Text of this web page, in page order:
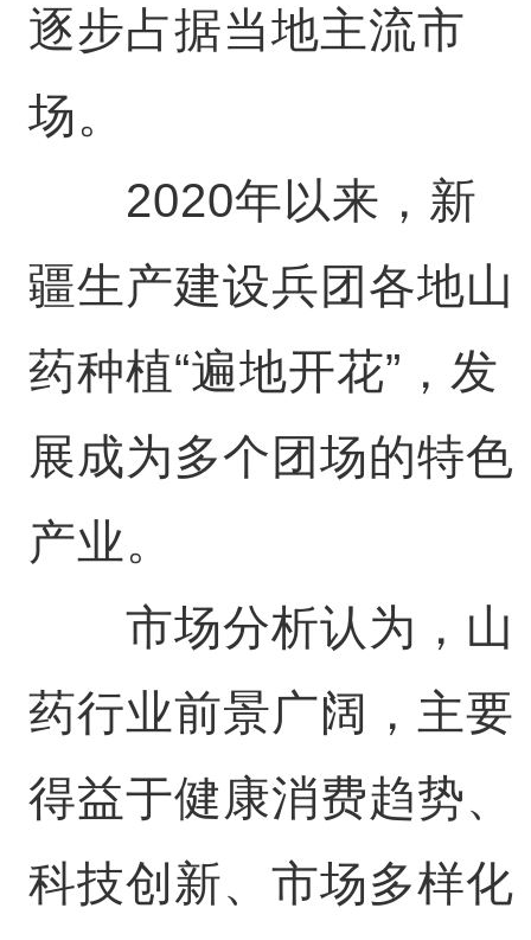
逐步占据当地主流市
场。
2020年以来，新
疆生产建设兵团各地山
药种植“遍地开花”，发
展成为多个团场的特色
产业。
市场分析认为，山
药行业前景广阔，主要
得益于健康消费趋势、
科技创新、市场多样化